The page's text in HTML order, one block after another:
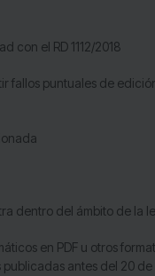
con el RD 1112/2018
fallos puntuales de
dentro del ámbito de la
en PDF u otros
antes del 20 de